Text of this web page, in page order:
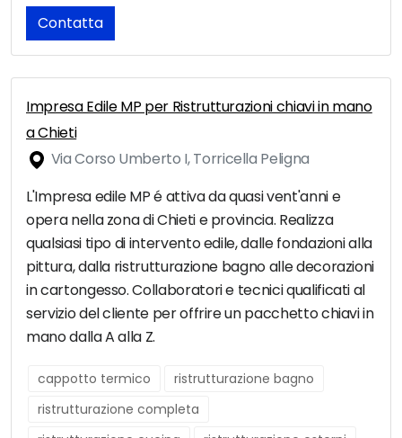
Contatta
Impresa Edile MP per Ristrutturazioni chiavi in mano
a Chieti
Via Corso Umberto I, Torricella Peligna
L'Impresa edile MP é attiva da quasi vent'anni e
opera nella zona di Chieti e provincia. Realizza
qualsiasi tipo di intervento edile, dalle fondazioni alla
pittura, dalla ristrutturazione bagno alle decorazioni
in cartongesso. Collaboratori e tecnici qualificati al
servizio del cliente per offrire un pacchetto chiavi in
mano dalla A alla Z.
cappotto termico
ristrutturazione bagno
ristrutturazione completa